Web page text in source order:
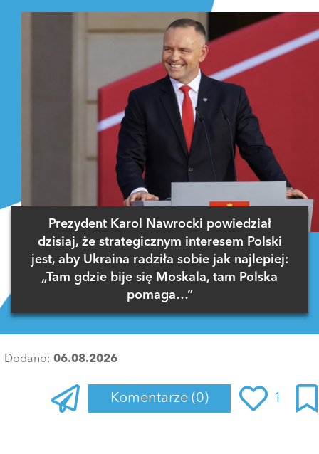
Prezydent Karol Nawrocki powiedział
dzisiaj, że strategicznym interesem Polski
jest, aby Ukraina radziła sobie jak najlepiej:
„Tam gdzie bije się Moskala, tam Polska
pomaga…”
Dodano: 06.08.2026
Komentarze (0) 1